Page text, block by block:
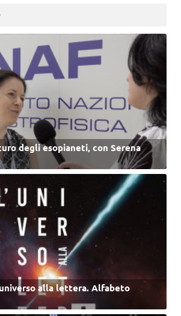
degli esopianeti, con Serena
alla lettera. Alfabeto